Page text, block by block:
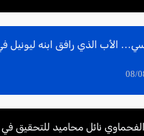
الأب الذي رافق ابنه ليونيل
نائل محاميد للتحقيق